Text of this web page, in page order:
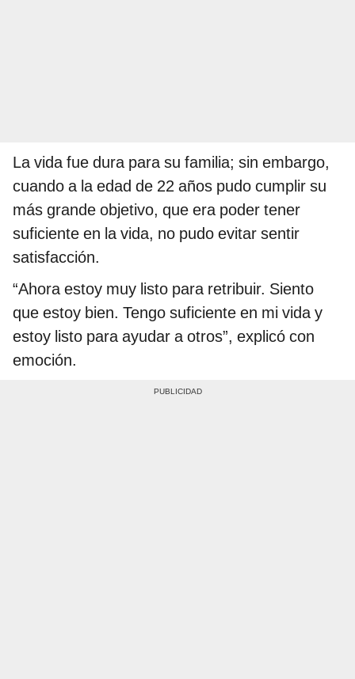
La vida fue dura para su familia; sin embargo,
cuando a la edad de 22 años pudo cumplir su
más grande objetivo, que era poder tener
suficiente en la vida, no pudo evitar sentir
satisfacción.
“Ahora estoy muy listo para retribuir. Siento
que estoy bien. Tengo suficiente en mi vida y
estoy listo para ayudar a otros”, explicó con
emoción.